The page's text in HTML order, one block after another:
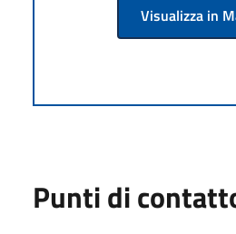
Visualizza in
Punti di